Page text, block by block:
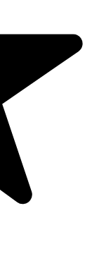
produsul departe
si umiditate.
umeda. Stergeti si